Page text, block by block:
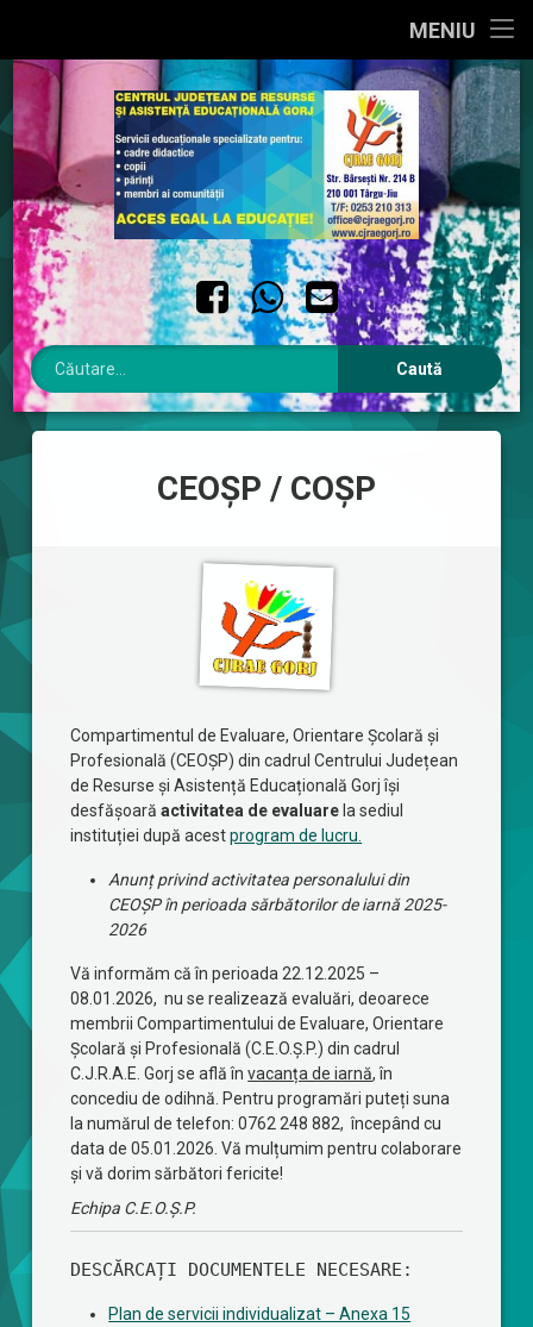
MENIU
DESPRE NOI
INTERES PUBLIC
INTEGRITATE INSTITUȚIONALĂ
CONTACT
Sari
la
conținut
FacebookWhatsApp
Email
CEOȘP / COȘP
Compartimentul de Evaluare, Orientare Școlară și
Profesională (CEOȘP) din cadrul Centrului Județean
de Resurse și Asistență Educațională Gorj își
desfășoarăactivitatea de evaluare la sediul
instituției după acestprogram de lucru.
Anunț privind activitatea personalului din
CEOȘP în perioada sărbătorilor de iarnă 2025-
2026
Vă informăm că în perioada 22.12.2025 –
08.01.2026, nu se realizează evaluări, deoarece
membrii Compartimentului de Evaluare, Orientare
Școlară și Profesională (C.E.O.Ș.P.) din cadrul
C.J.R.A.E. Gorj se află învacanța de iarnă, în
concediu de odihnă. Pentru programări puteți suna
la numărul de telefon: 0762 248 882, începând cu
data de 05.01.2026. Vă mulțumim pentru colaborare
și vă dorim sărbători fericite!
Echipa C.E.O.Ș.P.
DESCĂRCAȚI DOCUMENTELE NECESARE:
Plan de servicii individualizat – Anexa 15